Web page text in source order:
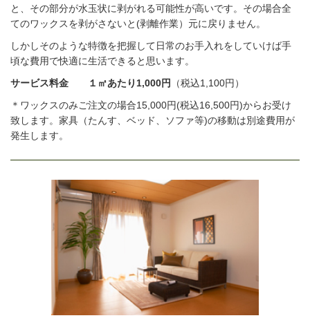
と、その部分が水玉状に剥がれる可能性が高いです。その場合全
てのワックスを剥がさないと(剥離作業）元に戻りません。
しかしそのような特徴を把握して日常のお手入れをしていけば手
頃な費用で快適に生活できると思います。
サービス料金
１㎡あたり1,000円
（税込1,100円）
＊ワックスのみご注文の場合15,000円(税込16,500円)からお受け
致します。家具（たんす、ベッド、ソファ等)の移動は別途費用が
発生します。